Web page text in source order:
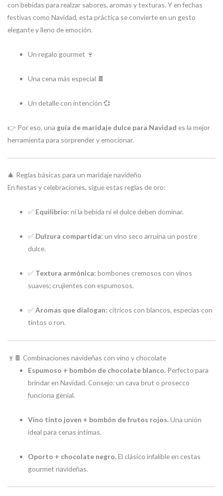
con bebidas para realzar sabores, aromas y texturas. Y en fechas
festivas como Navidad, esta práctica se convierte en un gesto
elegante y lleno de emoción.
Un regalo gourmet 🍷
Una cena más especial 🍫
Un detalle con intención 💞
👉 Por eso, una guía de maridaje dulce para Navidad es la mejor
herramienta para sorprender y emocionar.
🎄 Reglas básicas para un maridaje navideño
En fiestas y celebraciones, sigue estas reglas de oro:
✅ Equilibrio: ni la bebida ni el dulce deben dominar.
✅ Dulzura compartida: un vino seco arruina un postre
dulce.
✅ Textura armónica: bombones cremosos con vinos
suaves; crujientes con espumosos.
✅Aromas que dialogan: cítricos con blancos, especias con
tintos o ron.
🍷🍫 Combinaciones navideñas con vino y chocolate
Espumoso + bombón de chocolate blanco. Perfecto para
brindar en Navidad. Consejo: un cava brut o prosecco
funciona genial.
Vino tinto joven + bombón de frutos rojos.Una unión
ideal para cenas íntimas.
Oporto + chocolate negro.El clásico infalible en cestas
gourmet navideñas.